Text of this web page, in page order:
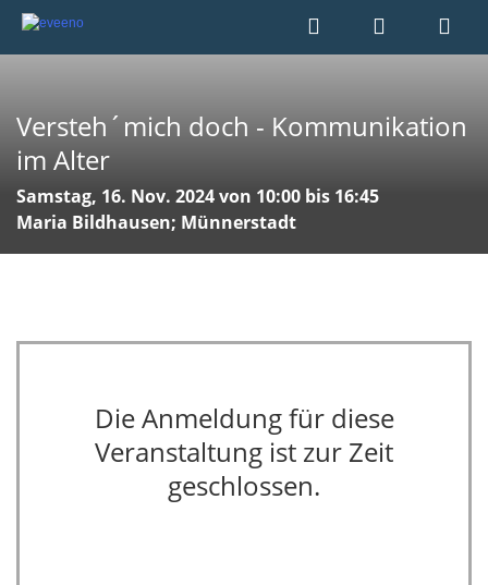
Versteh´mich doch - Kommunikation
im Alter
Samstag, 16. Nov. 2024 von 10:00 bis 16:45
Maria Bildhausen; Münnerstadt
Die Anmeldung für diese
Veranstaltung ist zur Zeit
geschlossen.